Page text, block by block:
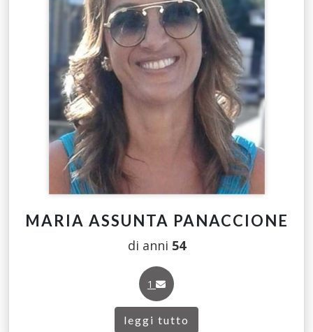
MARIA ASSUNTA PANACCIONE
di anni 54
1
leggi tutto